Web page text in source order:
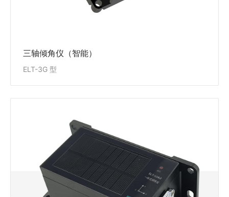
三轴倾角仪（智能）
ELT-3G 型
一体式倾角仪
ELT-Link型
ELT-Link型一体式倾角仪适用于长期安装在混凝土大
坝、面板坝、土石坝等水工建筑物，及道路、桥梁、隧
道、路基、土建基坑、工民用建筑等测量倾斜变化量，